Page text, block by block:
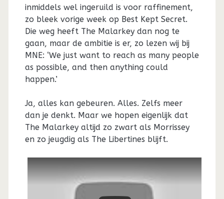
inmiddels wel ingeruild is voor raffinement,
zo bleek vorige week op Best Kept Secret.
Die weg heeft The Malarkey dan nog te
gaan, maar de ambitie is er, zo lezen wij bij
MNE: ‘We just want to reach as many people
as possible, and then anything could
happen.’
Ja, alles kan gebeuren. Alles. Zelfs meer
dan je denkt. Maar we hopen eigenlijk dat
The Malarkey altijd zo zwart als Morrissey
en zo jeugdig als The Libertines blijft.